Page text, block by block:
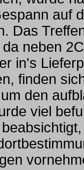
auf
Das
neben
in's
finden
den
viel